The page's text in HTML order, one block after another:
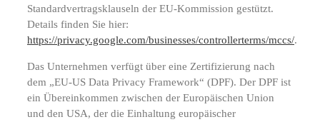
Standardvertragsklauseln der EU-Kommission gestützt.
Details finden Sie hier:
https://privacy.google.com/businesses/controllerterms/mccs/.
Das Unternehmen verfügt über eine Zertifizierung nach
dem „EU-US Data Privacy Framework“ (DPF). Der DPF ist
ein Übereinkommen zwischen der Europäischen Union
und den USA, der die Einhaltung europäischer